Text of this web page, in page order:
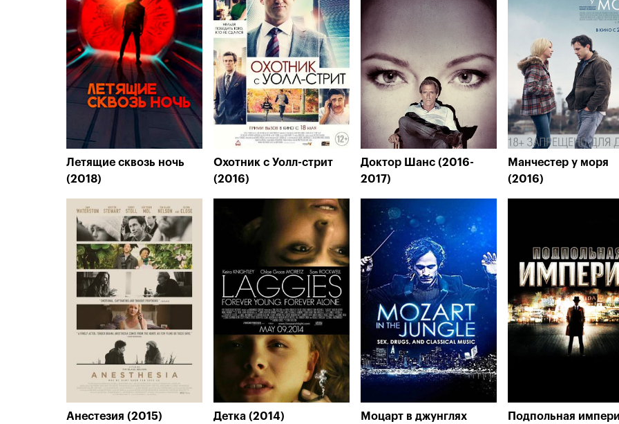
Летящие сквозь ночь
(2018)
Охотник с Уолл-стрит
(2016)
Доктор Шанс (2016-
2017)
Манчестер у моря
(2016)
Анестезия (2015) Детка (2014)
Моцарт в джунглях
Подпольная